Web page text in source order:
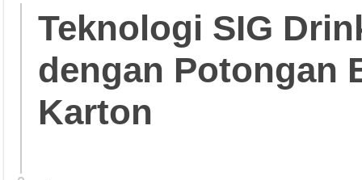
Teknologi SIG
dengan Potongan
Karton